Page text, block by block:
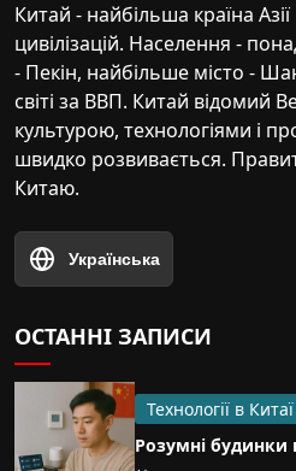
Китай - найбільша країна
цивілізацій. Населення -
- Пекін, найбільше місто -
світі за ВВП. Китай відомий
культурою, технологіями і
швидко розвивається.
Китаю.
Українська
ОСТАННІ ЗАПИСИ
Технології в Китаї
Розумні будинки